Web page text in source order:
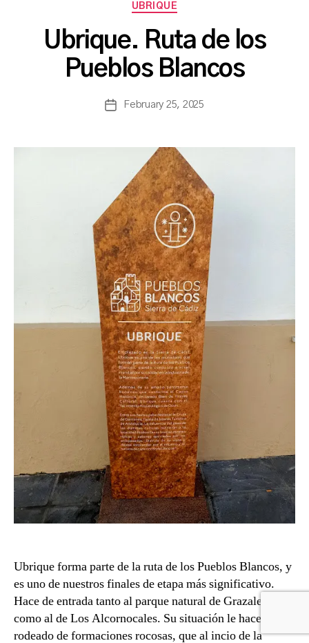
UBRIQUE
Ubrique. Ruta de los
Pueblos Blancos
Post
B
y
s
n
b
a
PostFebruary 25, 2025
Ubrique forma parte de la ruta de los Pueblos Blancos, y
es uno de nuestros finales de etapa más significativo.
Hace de entrada tanto al parque natural de Grazalema
como al de Los Alcornocales. Su situación le hace estar
rodeado de formaciones rocosas, que al incio de la